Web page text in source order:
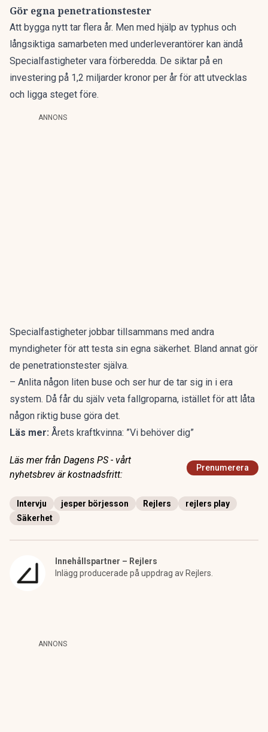
Gör egna penetrationstester
Att bygga nytt tar flera år. Men med hjälp av typhus och
långsiktiga samarbeten med underleverantörer kan ändå
Specialfastigheter vara förberedda. De siktar på en
investering på 1,2 miljarder kronor per år för att utvecklas
och ligga steget före.
ANNONS
Specialfastigheter jobbar tillsammans med andra
myndigheter för att testa sin egna säkerhet. Bland annat gör
de penetrationstester själva.
– Anlita någon liten buse och ser hur de tar sig in i era
system. Då får du själv veta fallgroparna, istället för att låta
någon riktig buse göra det.
Läs mer: Årets kraftkvinna: ”Vi behöver dig”
Läs mer från Dagens PS - vårt
nyhetsbrev är kostnadsfritt:
Prenumerera
Intervju jesper börjesson Rejlers
rejlers play
Säkerhet
Innehållspartner – Rejlers
Inlägg producerade på uppdrag av Rejlers.
ANNONS